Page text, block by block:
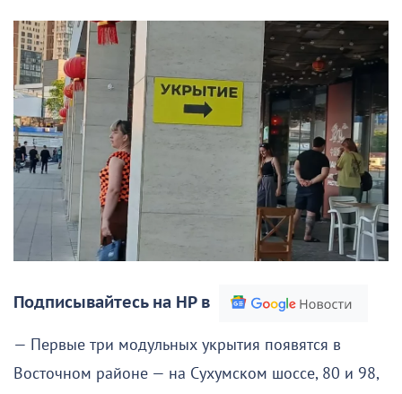
Подписывайтесь на НР в
— Первые три модульных укрытия появятся в
Восточном районе — на Сухумском шоссе, 80 и 98,